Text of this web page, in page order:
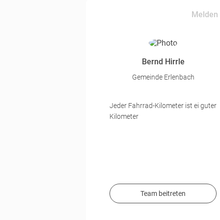
Melden
Bernd Hirrle
Gemeinde Erlenbach
Jeder Fahrrad-Kilometer ist ei guter
Kilometer
Team beitreten